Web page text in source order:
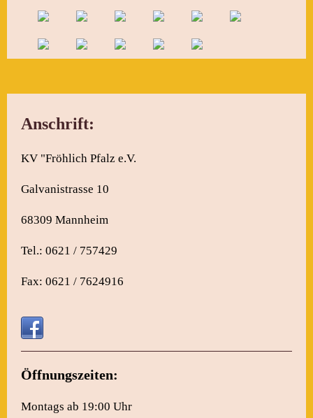
Anschrift:
KV "Fröhlich Pfalz e.V.
Galvanistrasse 10
68309 Mannheim
Tel.: 0621 / 757429
Fax: 0621 / 7624916
Öffnungszeiten:
Montags ab 19:00 Uhr